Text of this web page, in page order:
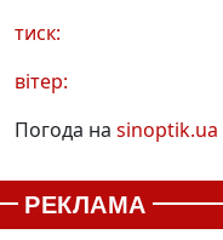
тиск:
вітер:
Погода на sinoptik.ua
РЕКЛАМА